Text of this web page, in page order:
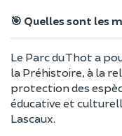
🎯 Quelles sont les
Le Parc du Thot a
la Préhistoire, à la
protection des
éducative et
Lascaux.